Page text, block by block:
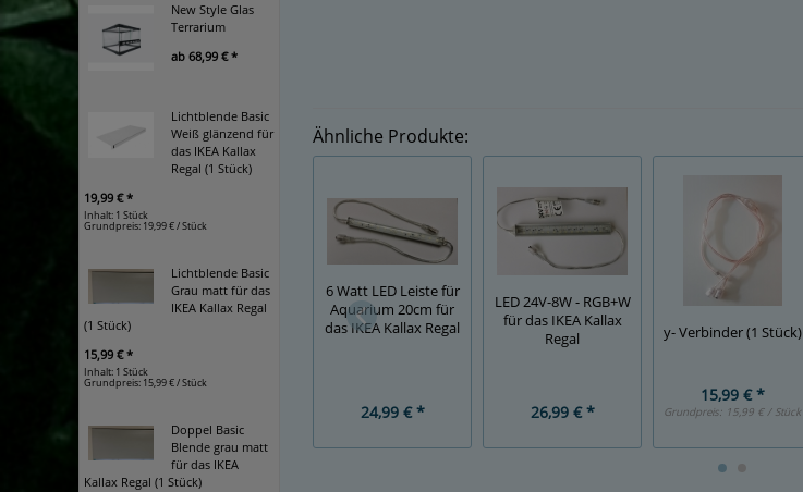
New Style Glas
Terrarium
ab 68,99 € *
Lichtblende Basic
Weiß glänzend für
das IKEA Kallax
Regal (1 Stück)
19,99 € *
Inhalt: 1 Stück
Grundpreis: 19,99 € / Stück
Lichtblende Basic
Grau matt für das
IKEA Kallax Regal
(1 Stück)
15,99 € *
Inhalt: 1 Stück
Grundpreis: 15,99 € / Stück
Doppel Basic
Blende grau matt
für das IKEA
Kallax Regal (1 Stück)
Ähnliche Produkte:
6 Watt LED Leiste für
Aquarium 20cm für
das IKEA Kallax Regal
24,99 € *
LED 24V-8W - RGB+W
für das IKEA Kallax
Regal
26,99 € *
y- Verbinder (1 Stück)
15,99 € *
Grundpreis: 15,99 € / Stück